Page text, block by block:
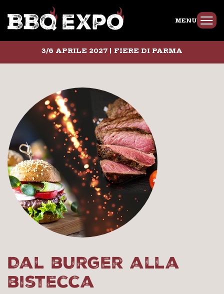
MENU
3/6 APRILE 2027 | FIERE DI PARMA
Dal burger alla
bistecca